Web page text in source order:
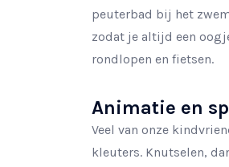
peuterbad bij het
zodat je altijd een
rondlopen en fietsen.
Animatie en
Veel van onze
kleuters. Knutselen,